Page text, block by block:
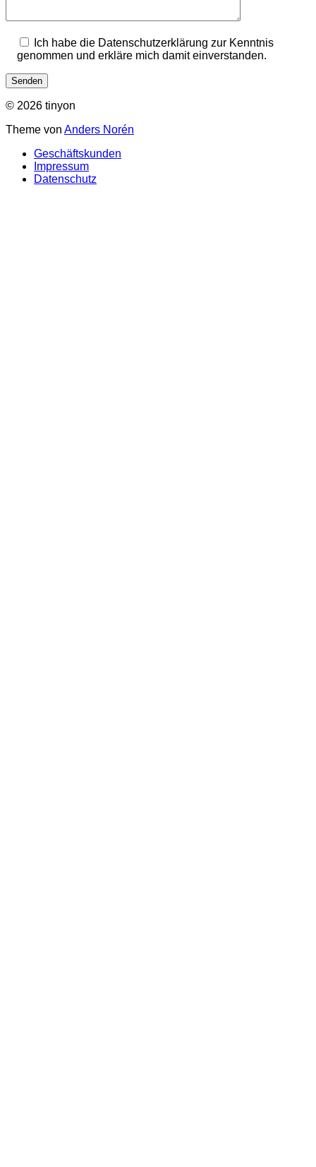
Ich habe die Datenschutzerklärung zur Kenntnis
genommen und erkläre mich damit einverstanden.
© 2026 tinyon
Theme von Anders Norén
Geschäftskunden
Impressum
Datenschutz